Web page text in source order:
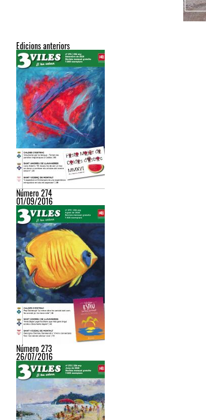
Edicions anteriors
Número 274
01/09/2016
Número 273
26/07/2016